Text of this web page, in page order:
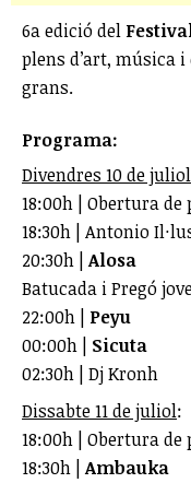
6a edició del
plens d’art, música
grans.
Programa:
Divendres 10 de juliol
18:00h | Obertura de
18:30h | Antonio
20:30h |Alosa
Batucada i Pregó
22:00h | Peyu
00:00h | Sicuta
02:30h | Dj Kronh
Dissabte 11 de juliol:
18:00h | Obertura de
18:30h |Ambauka